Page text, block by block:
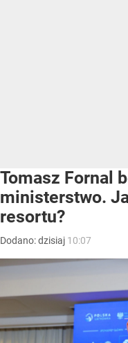
Tomasz Fornal
ministerstwo.
resortu?
Dodano:dzisiaj 10:07